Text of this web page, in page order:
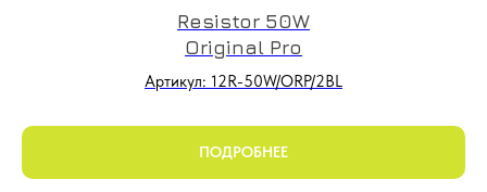
Resistor 50W
Original Pro
Артикул: 12R-50W/ORP/2BL
ПОДРОБНЕЕ